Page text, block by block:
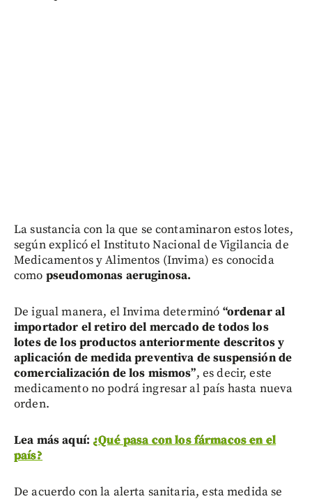
La sustancia con la que se contaminaron estos lotes,
según explicó el Instituto Nacional de Vigilancia de
Medicamentos y Alimentos (Invima) es conocida
como pseudomonas aeruginosa.
De igual manera, el Invima determinó “ordenar al
importador el retiro del mercado de todos los
lotes de los productos anteriormente descritos y
aplicación de medida preventiva de suspensión de
comercialización de los mismos”, es decir, este
medicamento no podrá ingresar al país hasta nueva
orden.
Lea más aquí: ¿Qué pasa con los fármacos en el
país?
De acuerdo con la alerta sanitaria, esta medida se